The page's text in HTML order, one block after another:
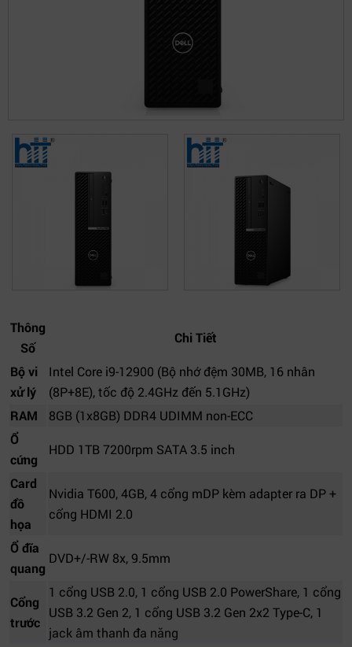
Thông
Số
Chi Tiết
Bộ vi
xử lý
Intel Core i9-12900 (Bộ nhớ đệm 30MB, 16 nhân
(8P+8E), tốc độ 2.4GHz đến 5.1GHz)
RAM
8GB (1x8GB) DDR4 UDIMM non-ECC
Ổ
cứng
HDD 1TB 7200rpm SATA 3.5 inch
Card
đồ
họa
Nvidia T600, 4GB, 4 cổng mDP kèm adapter ra DP +
cổng HDMI 2.0
Ổ đĩa
quang
DVD+/-RW 8x, 9.5mm
Cổng
trước
1 cổng USB 2.0, 1 cổng USB 2.0 PowerShare, 1 cổng
USB 3.2 Gen 2, 1 cổng USB 3.2 Gen 2x2 Type-C, 1
jack âm thanh đa năng